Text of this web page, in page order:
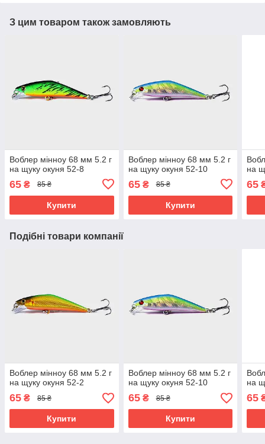
З цим товаром також замовляють
Воблер мінноу 68 мм 5.2 г
на щуку окуня 52-8
65 ₴ 85 ₴
Купити
Воблер мінноу 68 мм 5.2 г
на щуку окуня 52-10
65₴ 85 ₴
Купити
на
65
Подібні товари компанії
Воблер мінноу 68 мм 5.2 г
на щуку окуня 52-2
65 ₴ 85 ₴
Купити
Воблер мінноу 68 мм 5.2 г
на щуку окуня 52-10
65₴ 85 ₴
Купити
на
65